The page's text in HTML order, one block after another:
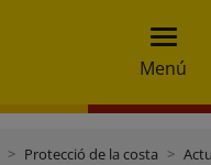
Menú
Protecció de la costa